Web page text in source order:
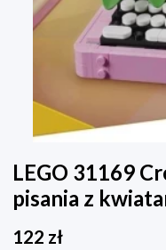
LEGO 31169
pisania z
122 zł